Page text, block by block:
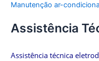
Manutenção ar-
Assistência
Assistência técnica